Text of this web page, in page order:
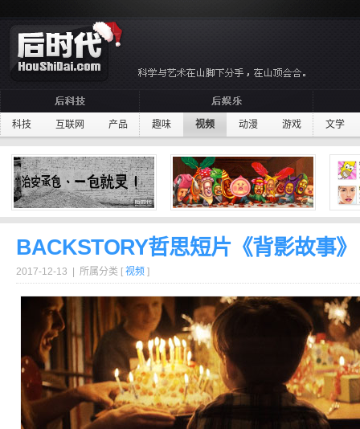
科技 互联网 产品 趣味 视频 动漫 游戏 文学
BACKSTORY哲思短片《背影故事》
2017-12-13 | 所属分类 [ 视频 ]